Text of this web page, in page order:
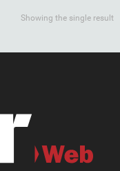
Showing the single result